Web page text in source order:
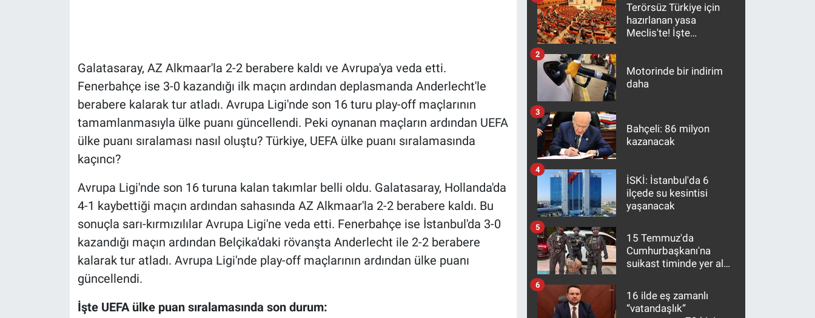
Galatasaray, AZ Alkmaar'la 2-2 berabere kaldı ve Avrupa'ya veda etti.
Fenerbahçe ise 3-0 kazandığı ilk maçın ardından deplasmanda Anderlecht'le
berabere kalarak tur atladı. Avrupa Ligi'nde son 16 turu play-off maçlarının
tamamlanmasıyla ülke puanı güncellendi. Peki oynanan maçların ardından UEFA
ülke puanı sıralaması nasıl oluştu? Türkiye, UEFA ülke puanı sıralamasında
kaçıncı?
Avrupa Ligi'nde son 16 turuna kalan takımlar belli oldu. Galatasaray, Hollanda'da
4-1 kaybettiği maçın ardından sahasında AZ Alkmaar'la 2-2 berabere kaldı. Bu
sonuçla sarı-kırmızılılar Avrupa Ligi'ne veda etti. Fenerbahçe ise İstanbul'da 3-0
kazandığı maçın ardından Belçika'daki rövanşta Anderlecht ile 2-2 berabere
kalarak tur atladı. Avrupa Ligi'nde play-off maçlarının ardından ülke puanı
güncellendi.
İşte UEFA ülke puan sıralamasında son durum:
Terörsüz Türkiye için
hazırlanan yasa
Meclis'te! İşte
Motorinde bir indirim
daha
2
Bahçeli: 86 milyon
kazanacak
3
İSKİ: İstanbul'da 6
ilçede su kesintisi
yaşanacak
4
15 Temmuz'da
Cumhurbaşkanı'na
suikast timinde yer alan
10 yıl sonra yakalandı
5
16 ilde eş zamanlı
“vatandaşlık”
6
Koronavirüs
Ne demişti